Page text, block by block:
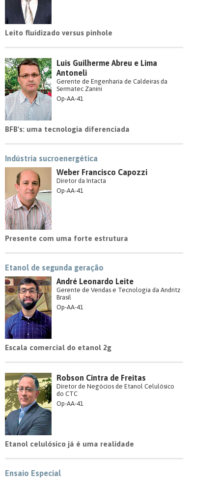
Leito fluidizado versus pinhole
Luis Guilherme Abreu e Lima
Antoneli
Gerente de Engenharia de Caldeiras da
Sermatec Zanini
Op-AA-41
BFB's: uma tecnologia diferenciada
Indústria sucroenergética
Weber Francisco Capozzi
Diretor da Intacta
Op-AA-41
Presente com uma forte estrutura
Etanol de segunda geração
André Leonardo Leite
Gerente de Vendas e Tecnologia da Andritz
Brasil
Op-AA-41
Escala comercial do etanol 2g
Robson Cintra de Freitas
Diretor de Negócios de Etanol Celulósico
do CTC
Op-AA-41
Etanol celulósico já é uma realidade
Ensaio Especial